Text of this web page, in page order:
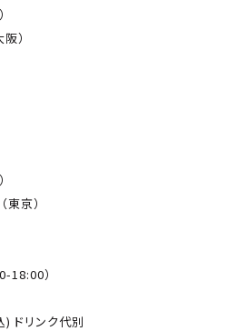
阪）
京）
18:00）
) ドリンク代別